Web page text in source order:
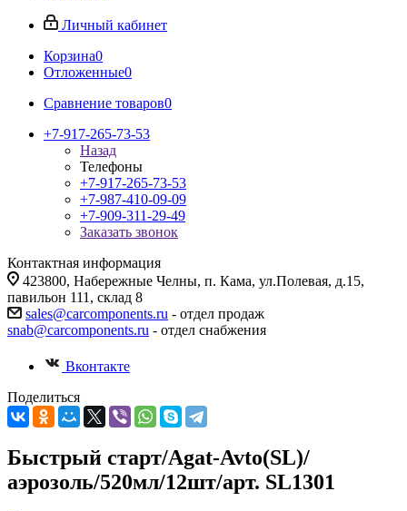
Личный кабинет
Корзина0
Отложенные0
Сравнение товаров0
+7-917-265-73-53
Назад
Телефоны
+7-917-265-73-53
+7-987-410-09-09
+7-909-311-29-49
Заказать звонок
Контактная информация
423800, Набережные Челны, п. Кама, ул.Полевая, д.15,
павильон 111, склад 8
sales@carcomponents.ru - отдел продаж
snab@carcomponents.ru - отдел снабжения
Вконтакте
Поделиться
Быстрый старт/Agat-Avto(SL)/
аэрозоль/520мл/12шт/арт. SL1301